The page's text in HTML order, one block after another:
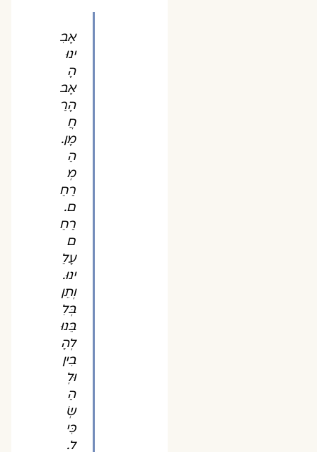
אָבִ
ינוּ
הָ
אָב
הָרַ
חֲ
מָן.
הַ
מְ
רַחֵ
ם.
רַחֵ
ם
עָלֵ
ינוּ.
וְתֵן
בְּלִ
בֵּנוּ
לְהָ
בִין
וּלְ
הַ
שְׂ
כִּי
ל.